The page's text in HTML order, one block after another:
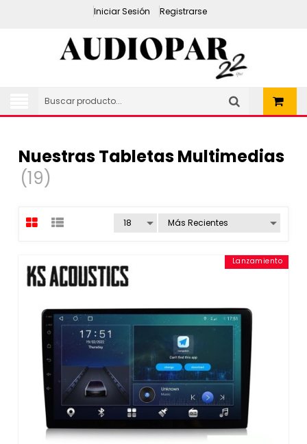
Iniciar Sesión Registrarse
Nuestras Tabletas Multimedias
(19)
Lanzamiento